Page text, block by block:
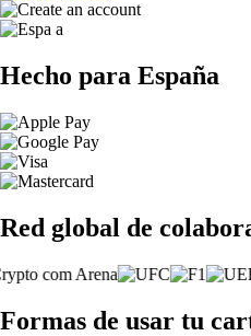
Hecho para España
Red global de
Formas de usar tu